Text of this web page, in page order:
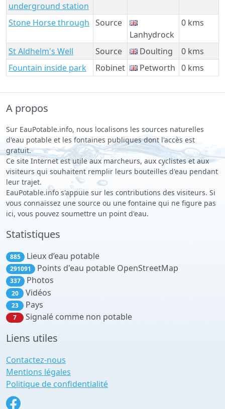
underground station
Stone Horse through Source
Lanhydrock
0 kms
St Aldhelm's Well Source Doulting
0 kms
Fountain inside park
Robinet Petworth 0 kms
A propos
Sur EauPotable.info, nous localisons les sources naturelles
d'eau potable et les fontaines publiques dont l'accès est
gratuit.
Ce site Internet est utile aux marcheurs, aux cyclistes et aux
visiteurs qui souhaitent remplir leurs bouteilles d'eau pendant
leur trajet.
EauPotable.info s'appuie sur les contributions des visiteurs. Si
vous connaissez une source ou une fontaine qui ne figure pas
ici, vous pouvez soumettre un point d'eau.
Statistiques
885 Lieux d’eau potable
291091 Points d'eau potable OpenStreetMap
337 Photos
20 Vidéos
23 Pays
7 Signalé comme non potable
Liens utiles
Contactez-nous
Mentions légales
Politique de confidentialité